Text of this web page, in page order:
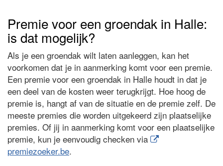
Premie voor een groendak in Halle:
is dat mogelijk?
Als je een groendak wilt laten aanleggen, kan het
voorkomen dat je in aanmerking komt voor een premie.
Een premie voor een groendak in Halle houdt in dat je
een deel van de kosten weer terugkrijgt. Hoe hoog de
premie is, hangt af van de situatie en de premie zelf. De
meeste premies die worden uitgekeerd zijn plaatselijke
premies. Of jij in aanmerking komt voor een plaatselijke
premie, kun je eenvoudig checken via
premiezoeker.be.